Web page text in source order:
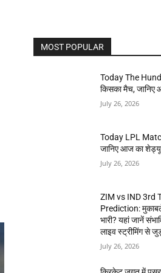
MOST POPULAR
Today The
किसका मैच,
July 26, 2026
Today LPL
जानिए आज का
July 26, 2026
ZIM vs IND 3rd
Prediction:
भारी? यहां जानें
लाइव स्ट्रीमिंग से
July 26, 2026